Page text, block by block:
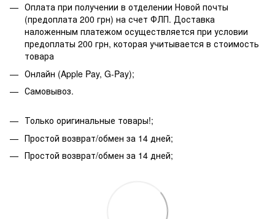
Оплата при получении в отделении Новой почты
(предоплата 200 грн) на счет ФЛП. Доставка
наложенным платежом осуществляется при условии
предоплаты 200 грн, которая учитывается в стоимость
товара
Онлайн (Apple Pay, G-Pay);
Самовывоз.
Только оригинальные товары!;
Простой возврат/обмен за 14 дней;
Простой возврат/обмен за 14 дней;